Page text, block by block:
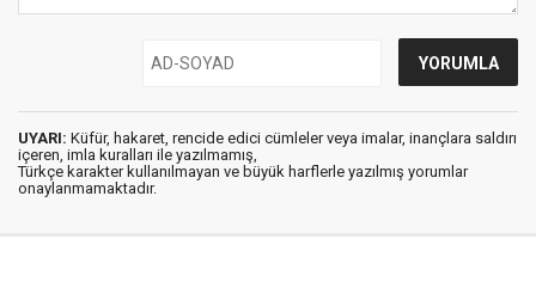
UYARI: Küfür, hakaret, rencide edici cümleler veya imalar, inançlara saldırı
içeren, imla kuralları ile yazılmamış,
Türkçe karakter kullanılmayan ve büyük harflerle yazılmış yorumlar
onaylanmamaktadır.